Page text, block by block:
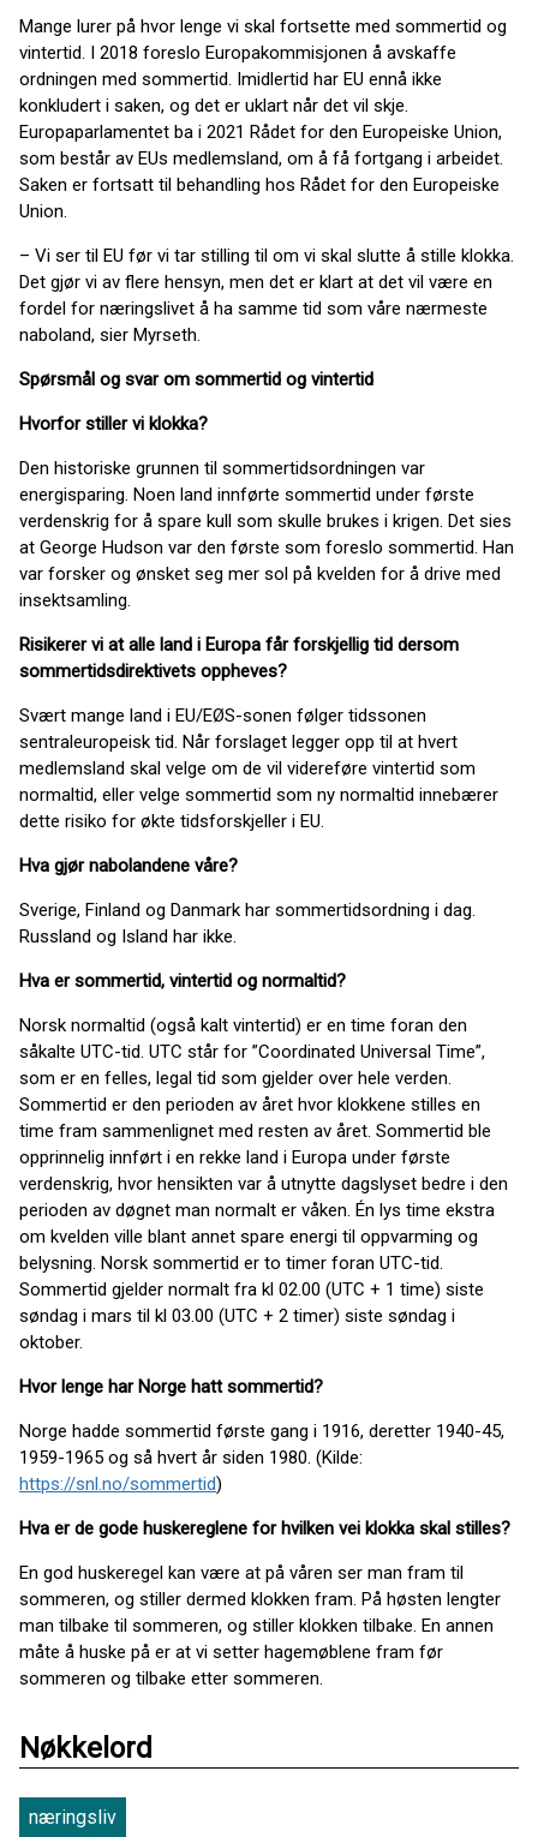
Mange lurer på hvor lenge vi skal fortsette med sommertid og
vintertid. I 2018 foreslo Europakommisjonen å avskaffe
ordningen med sommertid. Imidlertid har EU ennå ikke
konkludert i saken, og det er uklart når det vil skje.
Europaparlamentet ba i 2021 Rådet for den Europeiske Union,
som består av EUs medlemsland, om å få fortgang i arbeidet.
Saken er fortsatt til behandling hos Rådet for den Europeiske
Union.
– Vi ser til EU før vi tar stilling til om vi skal slutte å stille klokka.
Det gjør vi av flere hensyn, men det er klart at det vil være en
fordel for næringslivet å ha samme tid som våre nærmeste
naboland, sier Myrseth.
Spørsmål og svar om sommertid og vintertid
Hvorfor stiller vi klokka?
Den historiske grunnen til sommertidsordningen var
energisparing. Noen land innførte sommertid under første
verdenskrig for å spare kull som skulle brukes i krigen. Det sies
at George Hudson var den første som foreslo sommertid. Han
var forsker og ønsket seg mer sol på kvelden for å drive med
insektsamling.
Risikerer vi at alle land i Europa får forskjellig tid dersom
sommertidsdirektivets oppheves?
Svært mange land i EU/EØS-sonen følger tidssonen
sentraleuropeisk tid. Når forslaget legger opp til at hvert
medlemsland skal velge om de vil videreføre vintertid som
normaltid, eller velge sommertid som ny normaltid innebærer
dette risiko for økte tidsforskjeller i EU.
Hva gjør nabolandene våre?
Sverige, Finland og Danmark har sommertidsordning i dag.
Russland og Island har ikke.
Hva er sommertid, vintertid og normaltid?
Norsk normaltid (også kalt vintertid) er en time foran den
såkalte UTC-tid. UTC står for ”Coordinated Universal Time”,
som er en felles, legal tid som gjelder over hele verden.
Sommertid er den perioden av året hvor klokkene stilles en
time fram sammenlignet med resten av året. Sommertid ble
opprinnelig innført i en rekke land i Europa under første
verdenskrig, hvor hensikten var å utnytte dagslyset bedre i den
perioden av døgnet man normalt er våken. Én lys time ekstra
om kvelden ville blant annet spare energi til oppvarming og
belysning. Norsk sommertid er to timer foran UTC-tid.
Sommertid gjelder normalt fra kl 02.00 (UTC + 1 time) siste
søndag i mars til kl 03.00 (UTC + 2 timer) siste søndag i
oktober.
Hvor lenge har Norge hatt sommertid?
Norge hadde sommertid første gang i 1916, deretter 1940-45,
1959-1965 og så hvert år siden 1980. (Kilde:
https://snl.no/sommertid)
Hva er de gode huskereglene for hvilken vei klokka skal stilles?
En god huskeregel kan være at på våren ser man fram til
sommeren, og stiller dermed klokken fram. På høsten lengter
man tilbake til sommeren, og stiller klokken tilbake. En annen
måte å huske på er at vi setter hagemøblene fram før
sommeren og tilbake etter sommeren.
Nøkkelord
næringsliv